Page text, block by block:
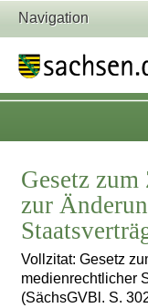
Navigation
Gesetz
zur
Vollzitat: Gesetz
medienrechtlicher
(SächsGVBl. S.